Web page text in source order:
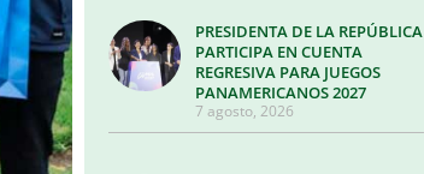
PRESIDENTA DE LA REPÚBLICA
PARTICIPA EN CUENTA
REGRESIVA PARA JUEGOS
PANAMERICANOS 2027
7 agosto, 2026